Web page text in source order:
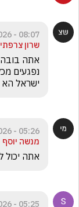
08:07 - 08.06.2026
שרון צרפתי
ישראל הא
05:26 - 08.06.2026
מנשה יוסף
אתה יכול
05:25 - 08.06.2026